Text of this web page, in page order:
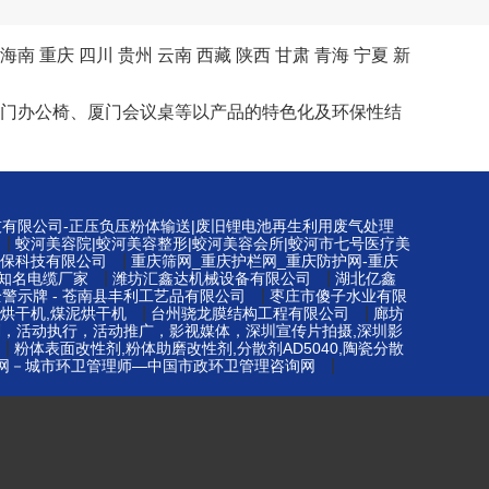
海南 重庆 四川 贵州 云南 西藏 陕西 甘肃 青海 宁夏 新
办公椅、厦门会议桌等以产品的特色化及环保性结
限公司-正压负压粉体输送|废旧锂电池再生利用废气处理
蛟河美容院|蛟河美容整形|蛟河美容会所|蛟河市七号医疗美
科技有限公司
重庆筛网_重庆护栏网_重庆防护网-重庆
名电缆厂家
潍坊汇鑫达机械设备有限公司
湖北亿鑫
示牌 - 苍南县丰利工艺品有限公司
枣庄市傻子水业有限
干机,煤泥烘干机
台州骁龙膜结构工程有限公司
廊坊
活动执行，活动推广，影视媒体，深圳宣传片拍摄,深圳影
粉体表面改性剂,粉体助磨改性剂,分散剂AD5040,陶瓷分散
城市环卫管理师—中国市政环卫管理咨询网